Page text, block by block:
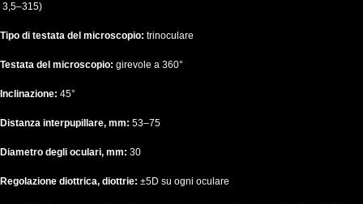
3,5–315)
Tipo di testata del microscopio: trinoculare
Testata del microscopio: girevole a 360°
Inclinazione: 45°
Distanza interpupillare, mm: 53–75
Diametro degli oculari, mm: 30
Regolazione diottrica, diottrie: ±5D su ogni oculare